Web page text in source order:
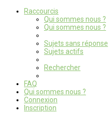
Raccourcis
Qui sommes nous ?
Qui sommes nous ?
Sujets sans réponse
Sujets actifs
Rechercher
FAQ
Qui sommes nous ?
Connexion
Inscription